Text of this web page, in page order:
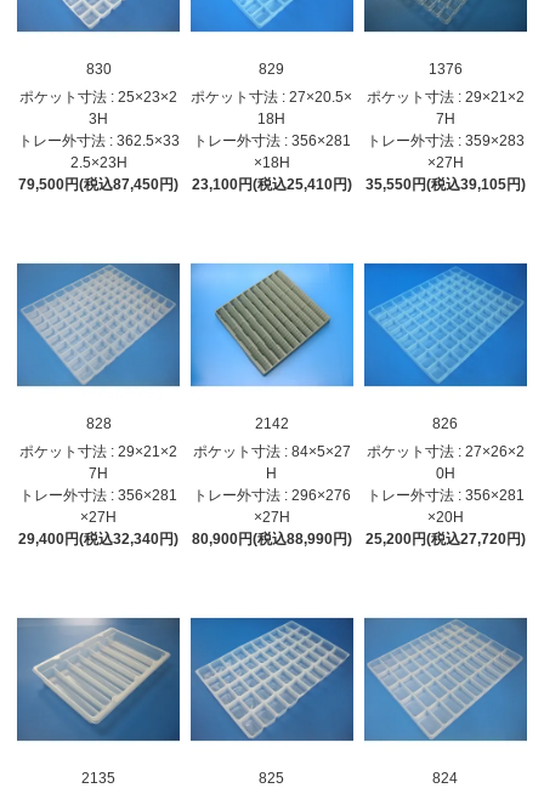
830
ポケット寸法 : 25×23×2
3H
トレー外寸法 : 362.5×33
2.5×23H
79,500円(税込87,450円)
829
ポケット寸法 : 27×20.5×
18H
トレー外寸法 : 356×281
×18H
23,100円(税込25,410円)
1376
ポケット寸法 : 29×21×2
7H
トレー外寸法 : 359×283
×27H
35,550円(税込39,105円)
828
ポケット寸法 : 29×21×2
7H
トレー外寸法 : 356×281
×27H
29,400円(税込32,340円)
2142
ポケット寸法 : 84×5×27
H
トレー外寸法 : 296×276
×27H
80,900円(税込88,990円)
826
ポケット寸法 : 27×26×2
0H
トレー外寸法 : 356×281
×20H
25,200円(税込27,720円)
2135
825
824